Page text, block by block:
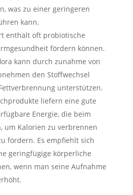
was zu einer geringeren
kann.
enthält oft probiotische
fördern können.
kann durch zunahme von
den Stoffwechsel
unterstützen.
liefern eine gute
Energie, die beim
um Kalorien zu verbrennen
fördern. Es empfiehlt sich
geringfügige körperliche
wenn man seine Aufnahme